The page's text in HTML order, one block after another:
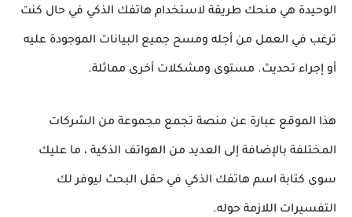
الوحيدة هي منحك طريقة لاستخدام هاتفك الذكي في حال كنت
ترغب في العمل من أجله ومسح جميع البيانات الموجودة عليه
أو إجراء تحديث. مستوى ومشكلات أخرى مماثلة.
هذا الموقع عبارة عن منصة تجمع مجموعة من الشركات
المختلفة بالإضافة إلى العديد من الهواتف الذكية ، ما عليك
سوى كتابة اسم هاتفك الذكي في حقل البحث ليوفر لك
التفسيرات اللازمة حوله.